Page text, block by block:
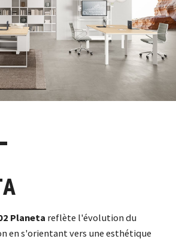
Planeta reflète l'évolution du
en s'orientant vers une esthétique